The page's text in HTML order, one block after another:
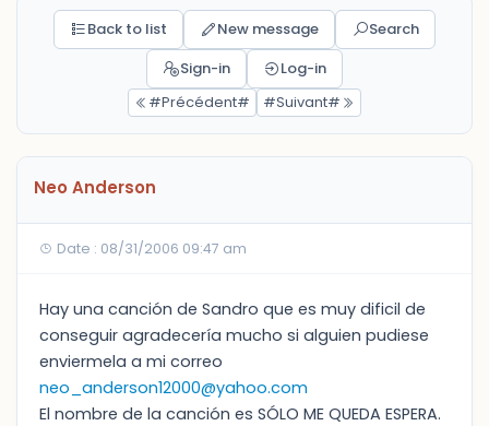
Back to list New message
Search
Sign-in
Log-in
#Précédent#
#Suivant#
Neo Anderson
Date : 08/31/2006 09:47 am
Hay una canción de Sandro que es muy dificil de
conseguir agradecería mucho si alguien pudiese
enviermela a mi correo
neo_anderson12000@yahoo.com
El nombre de la canción es SÓLO ME QUEDA ESPERA.